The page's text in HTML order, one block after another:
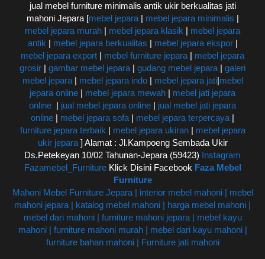
jual mebel furniture minimalis antik ukir berkualitas jati
mahoni Jepara [mebel jepara| mebel jepara minimalis |
mebel jepara murah | mebel jepara klasik | mebel jepara
antik | mebel jepara berkualitas | mebel jepara ekspor|
mebel jepara export | mebel furniture jepara | mebel jepara
grosir | gambar mebel jepara | gudang mebel jepara | galeri
mebel jepara| mebel jepara indo| mebel jepara jati|mebel
jepara online | mebel jepara mewah | mebel jati jepara
online | jual mebel jepara online | jual mebel jati jepara
online | mebel jepara sofa | mebel jepara terpercaya |
furniture jepara terbaik | mebel jepara ukiran| mebel jepara
ukir jepara ] Alamat : Jl.Kampoeng Sembada Ukir
Ds.Petekeyan 10/02 Tahunan-Jepara (59423) Instagram
Fazamebel_FurnitureKlick Disini Facebook Faza Mebel
Furniture
Mahoni Mebel Furniture Jepara | interior mebel mahoni | mebel
mahoni jepara | katalog mebel mahoni | harga mebel mahoni |
mebel dari mahoni | furniture mahoni jepara | mebel kayu
mahoni | furniture mahoni murah | mebel dari kayu mahoni |
furniture bahan mahoni | Furniture jati mahoni